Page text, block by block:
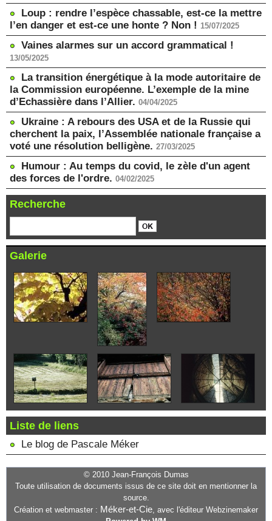
Loup : rendre l’espèce chassable, est-ce la mettre
l’en danger et est-ce une honte ? Non ! 15/07/2025
Vaines alarmes sur un accord grammatical !
13/05/2025
La transition énergétique à la mode autoritaire de
la Commission européenne. L’exemple de la mine
d’Echassière dans l’Allier. 04/04/2025
Ukraine : A rebours des USA et de la Russie qui
cherchent la paix, l’Assemblée nationale française a
voté une résolution belligène. 27/03/2025
Humour : Au temps du covid, le zèle d'un agent
des forces de l'ordre. 04/02/2025
Recherche
Galerie
Liste de liens
Le blog de Pascale Méker
© 2010 Jean-François Dumas
Toute utilisation de documents issus de ce site doit en mentionner la
source.
Création et webmaster : Méker-et-Cie, avec l'éditeur Webzinemaker